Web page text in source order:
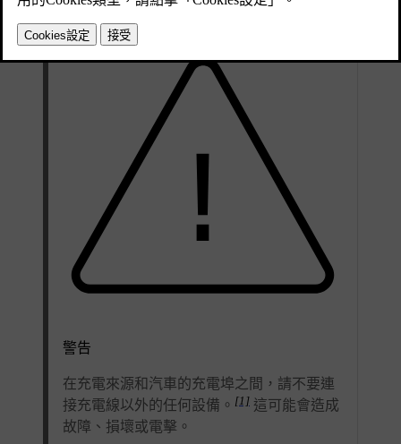
警告
在充電來源和汽車的充電埠之間，請不要連
接充電線以外的任何設備。 [1] 這可能會造成
故障、損壞或電擊。